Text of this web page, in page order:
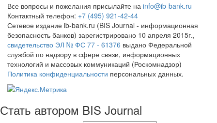
Все вопросы и пожелания присылайте на info@ib-bank.ru
Контактный телефон: +7 (495) 921-42-44
Сетевое издание ib-bank.ru (BIS Journal - информационная
безопасность банков) зарегистрировано 10 апреля 2015г.,
свидетельство ЭЛ № ФС 77 - 61376 выдано Федеральной
службой по надзору в сфере связи, информационных
технологий и массовых коммуникаций (Роскомнадзор)
Политика конфиденциальности персональных данных.
Стать автором BIS Journal